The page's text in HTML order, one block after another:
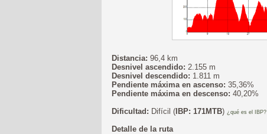
Distancia: 96,4 km
Desnivel ascendido: 2.155 m
Desnivel descendido: 1.811 m
Pendiente máxima en ascenso: 35,36%
Pendiente máxima en descenso: 40,20%
Dificultad: Difícil ( IBP: 171MTB) ¿qué es el IBP?
Detalle de la ruta